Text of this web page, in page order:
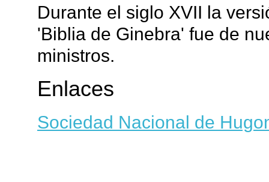
Durante el siglo XVII la
'Biblia de Ginebra' fue de
ministros.
Enlaces
Sociedad Nacional de